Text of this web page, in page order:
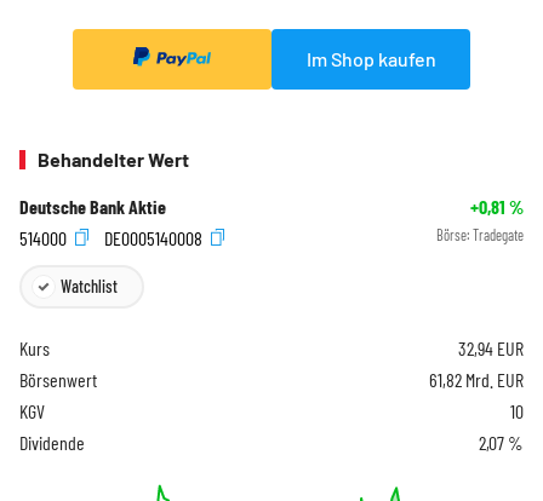
Im Shop kaufen
Behandelter Wert
Deutsche Bank Aktie +0,81 %
514000
DE0005140008 Börse: Tradegate
Watchlist
Kurs 32,94 EUR
Börsenwert
61,82 Mrd. EUR
KGV
10
Dividende
2,07 %